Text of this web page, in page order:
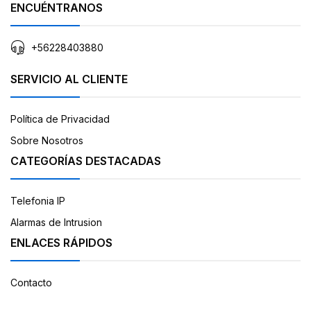
ENCUÉNTRANOS
+56228403880
SERVICIO AL CLIENTE
Política de Privacidad
Sobre Nosotros
CATEGORÍAS DESTACADAS
Telefonia IP
Alarmas de Intrusion
ENLACES RÁPIDOS
Contacto